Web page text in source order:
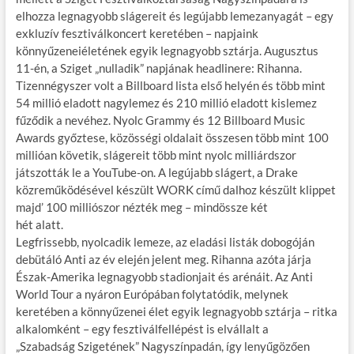
b
o
o
k
er
bl
r
es
t
m
e
g
elhozza legnagyobb slágereit és legújabb lemezanyagát – egy
exkluzív fesztiválkoncert keretében – napjaink
könnyűzeneiéletének egyik legnagyobb sztárja. Augusztus
11-én, a Sziget „nulladik” napjának headlinere: Rihanna.
Tizennégyszer volt a Billboard lista első helyén és több mint
54 millió eladott nagylemez és 210 millió eladott kislemez
fűződik a nevéhez. Nyolc Grammy és 12 Billboard Music
Awards győztese, közösségi oldalait összesen több mint 100
millióan követik, slágereit több mint nyolc milliárdszor
játszották le a YouTube-on. A legújabb slágert, a Drake
közreműködésével készült WORK című dalhoz készült klippet
majd’ 100 milliószor nézték meg – mindössze két
hét alatt.
Legfrissebb, nyolcadik lemeze, az eladási listák dobogóján
debütáló Anti az év elején jelent meg. Rihanna azóta járja
Észak-Amerika legnagyobb stadionjait és arénáit. Az Anti
World Tour a nyáron Európában folytatódik, melynek
keretében a könnyűzenei élet egyik legnagyobb sztárja – ritka
alkalomként – egy fesztiválfellépést is elvállalt a
„Szabadság Szigetének” Nagyszínpadán, így lenyűgözően